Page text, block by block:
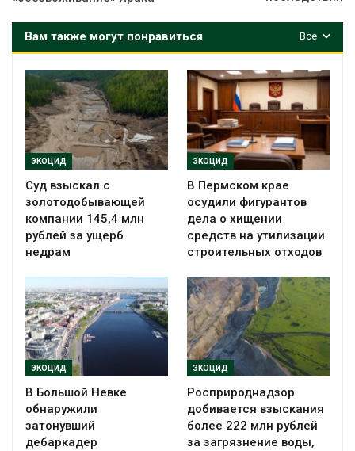
Все
Вам также могут понравиться
ЭКОЦИД
Суд взыскал с
золотодобывающей
компании 145,4 млн
рублей за ущерб
недрам
ЭКОЦИД
В Пермском крае
осудили фигурантов
дела о хищении
средств на утилизации
строительных отходов
ЭКОЦИД
В Большой Невке
обнаружили
затонувший
дебаркадер
ЭКОЦИД
Росприроднадзор
добивается взыскания
более 222 млн рублей
за загрязнение воды,